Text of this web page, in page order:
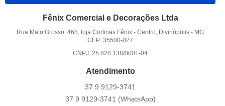
Fênix Comercial e Decorações Ltda
Rua Mato Grosso, 468, loja Cortinas Fênix -Centro, Divinópolis - MG
CEP: 35500-027
CNPJ: 25.828.138/0001-04
Atendimento
37 9 9129-3741
37 9 9129-3741 (WhatsApp)